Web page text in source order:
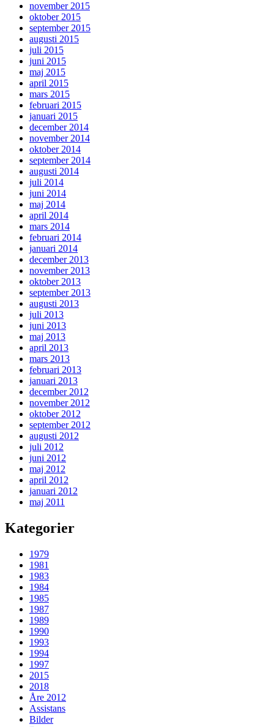
november 2015
oktober 2015
september 2015
augusti 2015
juli 2015
juni 2015
maj 2015
april 2015
mars 2015
februari 2015
januari 2015
december 2014
november 2014
oktober 2014
september 2014
augusti 2014
juli 2014
juni 2014
maj 2014
april 2014
mars 2014
februari 2014
januari 2014
december 2013
november 2013
oktober 2013
september 2013
augusti 2013
juli 2013
juni 2013
maj 2013
april 2013
mars 2013
februari 2013
januari 2013
december 2012
november 2012
oktober 2012
september 2012
augusti 2012
juli 2012
juni 2012
maj 2012
april 2012
januari 2012
maj 2011
Kategorier
1979
1981
1983
1984
1985
1987
1989
1990
1993
1994
1997
2015
2018
Åre 2012
Assistans
Bilder